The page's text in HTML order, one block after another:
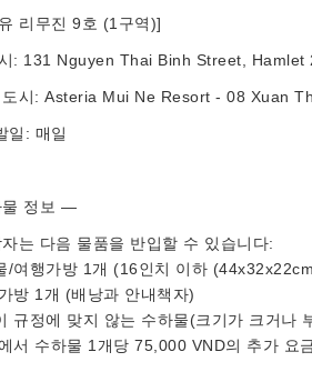
리무진 9호 (1구역)]
: 131 Nguyen Thai Binh Street,
도시: Asteria Mui Ne Resort - 08 Xuan
일: 매일
정보 —
는 다음 물품을 반입할 수 있습니다:
/여행가방 1개 (16인치 이하
방 1개 (배낭과 안내책자)
규정에 맞지 않는 수하물(크기가 크거나
서 수하물 1개당 75,000 VND의 추가 요